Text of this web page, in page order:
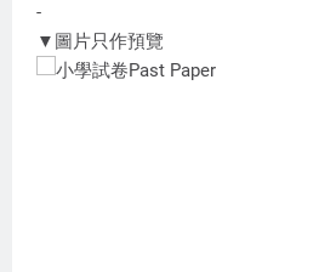
-
▼圖片只作預覽